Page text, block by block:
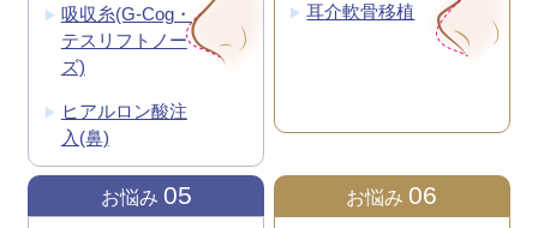
吸収糸(G-Cog・
テスリフトノー
ズ)
ヒアルロン酸注
入(鼻)
耳介軟骨移植
お悩み 05 お悩み06